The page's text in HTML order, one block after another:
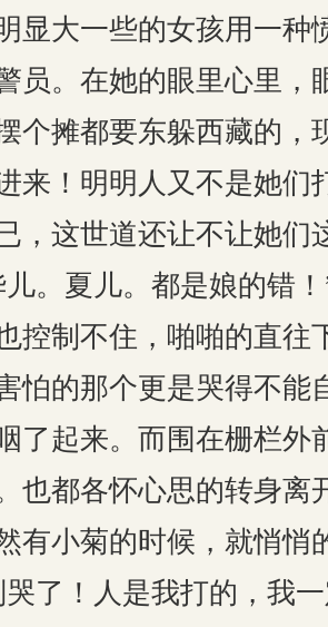
显大一些的女孩用一种
员。在她的眼里心里，
个摊都要东躲西藏的，
来！明明人又不是她们
，这世道还让不让她们
儿。夏儿。都是娘的错
控制不住，啪啪的直往
怕的那个更是哭得不能
了起来。而围在栅栏外
也都各怀心思的转身
有小菊的时候，就悄悄
哭了！人是我打的，我